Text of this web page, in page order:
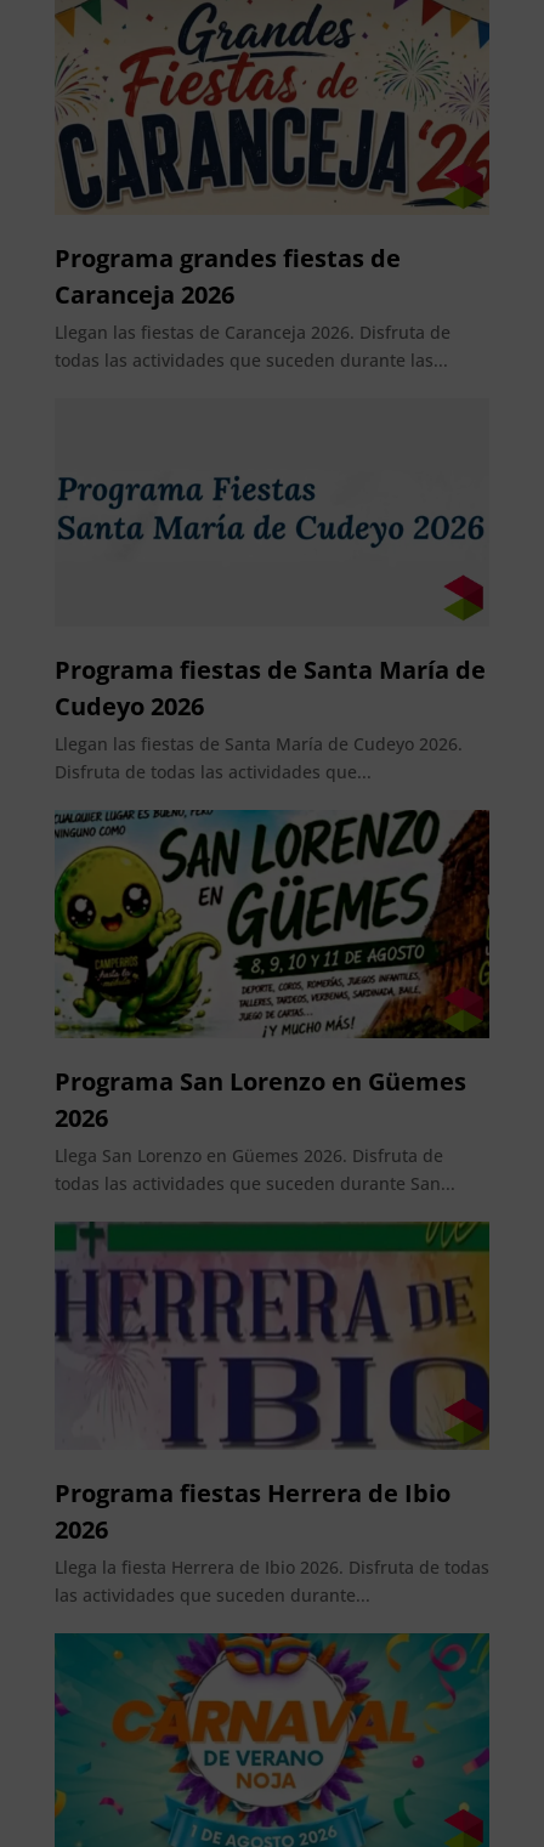
Programa grandes fiestas de
Caranceja 2026
Llegan las fiestas de Caranceja 2026. Disfruta de
todas las actividades que suceden durante las...
Programa fiestas de Santa María de
Cudeyo 2026
Llegan las fiestas de Santa María de Cudeyo 2026.
Disfruta de todas las actividades que...
Programa San Lorenzo en Güemes
2026
Llega San Lorenzo en Güemes 2026. Disfruta de
todas las actividades que suceden durante San...
Programa fiestas Herrera de Ibio
2026
Llega la fiesta Herrera de Ibio 2026. Disfruta de todas
las actividades que suceden durante...